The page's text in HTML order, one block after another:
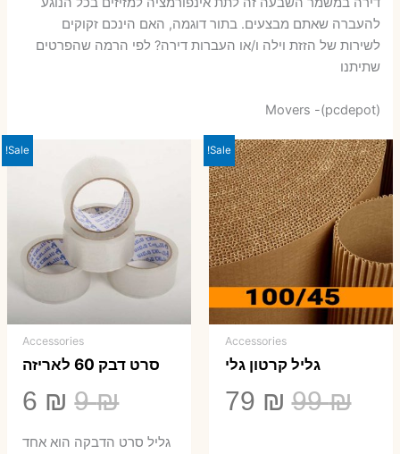
להעברה שאתם מבצעים. בתור דוגמה, האם הינכם זקוקים
לשירות של הזזת וילה ו/או העברות דירה? לפי הרמה שהפרטים
שתיתנו
Movers -(pcdepot)
Sale!
Accessories
גליל קרטון גלי
99₪
המחיר
79 ₪
הנוכחי
Sale!
Accessories
סרט דבק 60 לאריזה
9₪
6 ₪
גליל סרט הדבקה הוא אחד